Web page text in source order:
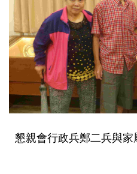
懇親會行政兵鄭二兵與家